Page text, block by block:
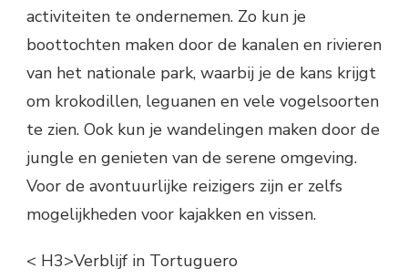
activiteiten te ondernemen. Zo kun je
boottochten maken door de kanalen en rivieren
van het nationale park, waarbij je de kans krijgt
om krokodillen, leguanen en vele vogelsoorten
te zien. Ook kun je wandelingen maken door de
jungle en genieten van de serene omgeving.
Voor de avontuurlijke reizigers zijn er zelfs
mogelijkheden voor kajakken en vissen.
< H3>Verblijf in Tortuguero